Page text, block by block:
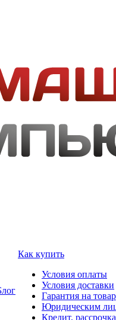
Как купить
Условия оплаты
Условия доставки
Гарантия на товар
Юридическим
Кредит, рассрочка